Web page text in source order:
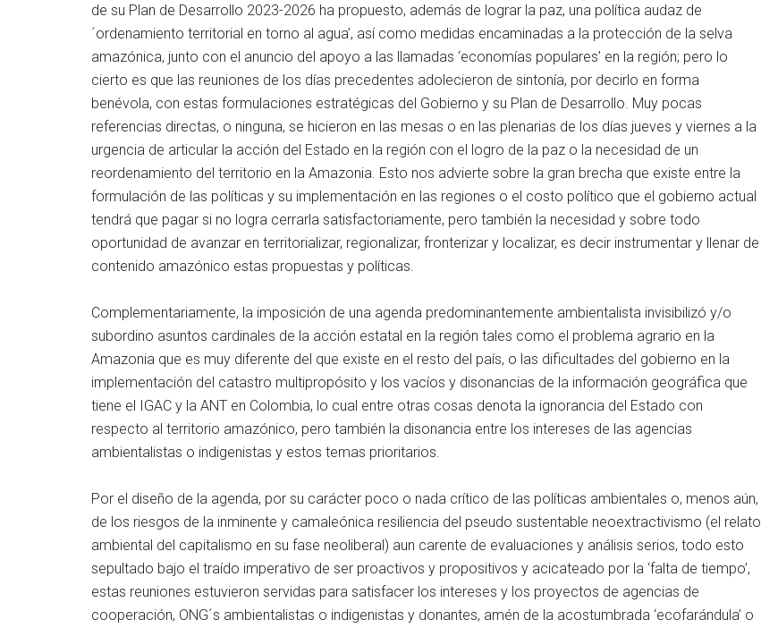
de su Plan de Desarrollo 2023-2026 ha propuesto, además de lograr la paz, una política audaz de
´ordenamiento territorial en torno al agua’, así como medidas encaminadas a la protección de la selva
amazónica, junto con el anuncio del apoyo a las llamadas ‘economías populares’ en la región; pero lo
cierto es que las reuniones de los días precedentes adolecieron de sintonía, por decirlo en forma
benévola, con estas formulaciones estratégicas del Gobierno y su Plan de Desarrollo. Muy pocas
referencias directas, o ninguna, se hicieron en las mesas o en las plenarias de los días jueves y viernes a la
urgencia de articular la acción del Estado en la región con el logro de la paz o la necesidad de un
reordenamiento del territorio en la Amazonia. Esto nos advierte sobre la gran brecha que existe entre la
formulación de las políticas y su implementación en las regiones o el costo político que el gobierno actual
tendrá que pagar si no logra cerrarla satisfactoriamente, pero también la necesidad y sobre todo
oportunidad de avanzar en territorializar, regionalizar, fronterizar y localizar, es decir instrumentar y llenar de
contenido amazónico estas propuestas y políticas.
Complementariamente, la imposición de una agenda predominantemente ambientalista invisibilizó y/o
subordino asuntos cardinales de la acción estatal en la región tales como el problema agrario en la
Amazonia que es muy diferente del que existe en el resto del país, o las dificultades del gobierno en la
implementación del catastro multipropósito y los vacíos y disonancias de la información geográfica que
tiene el IGAC y la ANT en Colombia, lo cual entre otras cosas denota la ignorancia del Estado con
respecto al territorio amazónico, pero también la disonancia entre los intereses de las agencias
ambientalistas o indigenistas y estos temas prioritarios.
Por el diseño de la agenda, por su carácter poco o nada crítico de las políticas ambientales o, menos aún,
de los riesgos de la inminente y camaleónica resiliencia del pseudo sustentable neoextractivismo (el relato
ambiental del capitalismo en su fase neoliberal) aun carente de evaluaciones y análisis serios, todo esto
sepultado bajo el traído imperativo de ser proactivos y propositivos y acicateado por la ‘falta de tiempo’,
estas reuniones estuvieron servidas para satisfacer los intereses y los proyectos de agencias de
cooperación, ONG´s ambientalistas o indigenistas y donantes, amén de la acostumbrada ‘ecofarándula’ o